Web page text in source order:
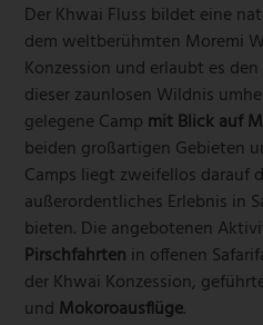
Der Khwai Fluss bildet eine
dem weltberühmten Moremi
Konzession und erlaubt es
dieser zaunlosen Wildnis
gelegene Camp mit Blick auf
beiden großartigen Gebieten
Camps liegt zweifellos darauf
außerordentliches Erlebnis in
bieten. Die angebotenen
Pirschfahrten in offenen
der Khwai Konzession,
und Mokoroausflüge.